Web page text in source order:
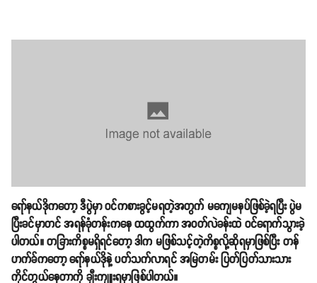
ရော်နယ်ဒိုကတော့ ဒီပွဲမှာ ဝင်ကစားခွင့်မရတဲ့အတွက် မကျေမနပ်ဖြစ်ခဲ့ရပြီး ပွဲမ
ပြီးခင်မှာတင် အရန်ခုံတန်းကနေ ထထွက်ကာ အဝတ်လဲခန်းထဲ ဝင်ရောက်သွားခဲ့
ပါတယ်။ တခြားကိစ္စမရှိရင်တော့ ဒါက မဖြစ်သင့်တဲ့ကိစ္စလို့ဆိုရမှာဖြစ်ပြီး တန်
ဟက်ခ်ကတော့ ရော်နယ်ဒိုနဲ့ ပတ်သက်လာရင် အမြဲတမ်း ပြတ်ပြတ်သားသား
ကိုင်တွယ်နေတာကို ချီးကျူးရမှာဖြစ်ပါတယ်။